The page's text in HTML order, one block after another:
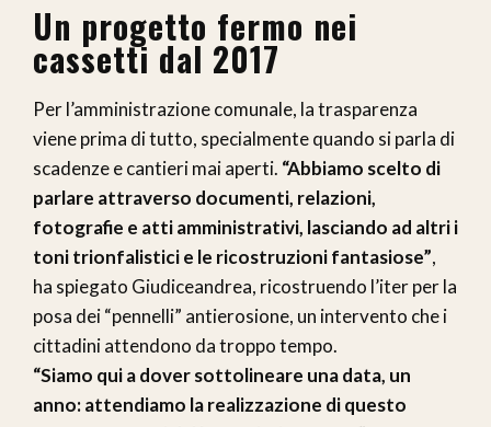
Un progetto fermo nei
cassetti dal 2017
Per l’amministrazione comunale, la trasparenza
viene prima di tutto, specialmente quando si parla di
scadenze e cantieri mai aperti. “Abbiamo scelto di
parlare attraverso documenti, relazioni,
fotografie e atti amministrativi, lasciando ad altri i
toni trionfalistici e le ricostruzioni fantasiose”,
ha spiegato Giudiceandrea, ricostruendo l’iter per la
posa dei “pennelli” antierosione, un intervento che i
cittadini attendono da troppo tempo.
“Siamo qui a dover sottolineare una data, un
anno: attendiamo la realizzazione di questo